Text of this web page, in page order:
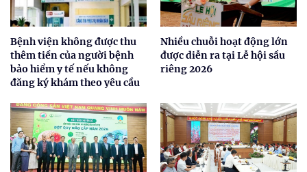
Bệnh viện không được thu
thêm tiền của người bệnh
bảo hiểm y tế nếu không
đăng ký khám theo yêu cầu
Nhiều chuỗi hoạt động lớn
được diễn ra tại Lễ hội sầu
riêng 2026